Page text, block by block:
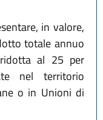
in valore,
totale annuo
al 25 per
nel territorio
o in Unioni di